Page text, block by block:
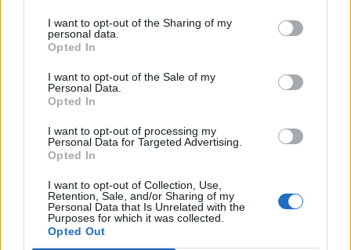
I want to opt-out of the Sharing of my
personal data.
Opted In
I want to opt-out of the Sale of my
Personal Data.
Opted In
I want to opt-out of processing my
Personal Data for Targeted Advertising.
Opted In
I want to opt-out of Collection, Use,
Retention, Sale, and/or Sharing of my
Personal Data that Is Unrelated with the
Purposes for which it was collected.
Opted Out
Астронавти на NASA излязоха в
открития космос